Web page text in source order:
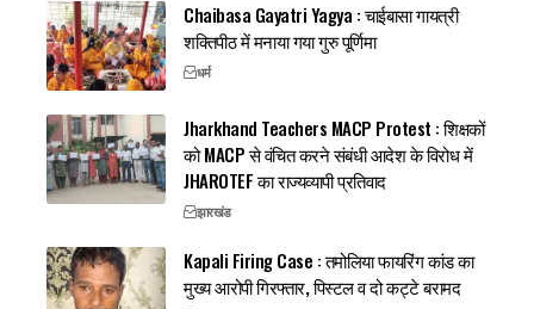
Chaibasa Gayatri Yagya : चाईबासा गायत्री
शक्तिपीठ में मनाया गया गुरु पूर्णिमा
धर्म
Jharkhand Teachers MACP Protest : शिक्षकों
को MACP से वंचित करने संबंधी आदेश के विरोध में
JHAROTEF का राज्यव्यापी प्रतिवाद
झारखंड
Kapali Firing Case : तमोलिया फायरिंग कांड का
मुख्य आरोपी गिरफ्तार, पिस्टल व दो कट्टे बरामद